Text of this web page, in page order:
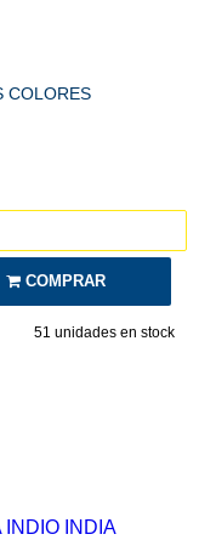
COLORES
COMPRAR
51 unidades en stock